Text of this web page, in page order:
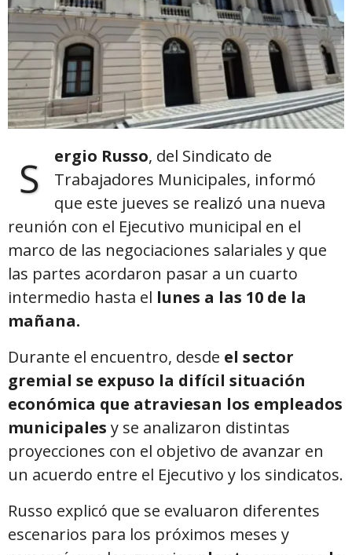
S ergio Russo, del Sindicato de
Trabajadores Municipales, informó
que este jueves se realizó una nueva
reunión con el Ejecutivo municipal en el
marco de las negociaciones salariales y que
las partes acordaron pasar a un cuarto
intermedio hasta el lunes a las 10 de la
mañana.
Durante el encuentro, desde el sector
gremial se expuso la difícil situación
económica que atraviesan los empleados
municipales y se analizaron distintas
proyecciones con el objetivo de avanzar en
un acuerdo entre el Ejecutivo y los sindicatos.
Russo explicó que se evaluaron diferentes
escenarios para los próximos meses y